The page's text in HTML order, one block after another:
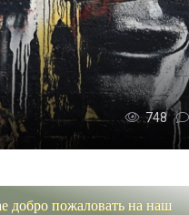
748
добро пожаловать на наш